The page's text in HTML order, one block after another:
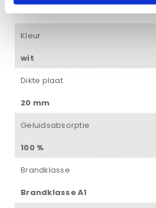
Kleur
wit
Dikte plaat
20 mm
Geluidsabsorptie
100 %
Brandklasse
Brandklasse A1